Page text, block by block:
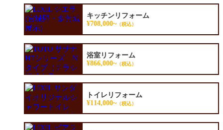
キッチンリフォーム
¥708,000~（税込）
浴室リフォーム
¥866,000~（税込）
トイレリフォーム
¥114,000~（税込）